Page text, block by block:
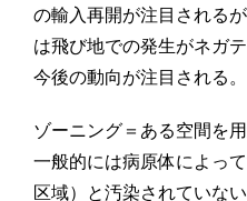
の輸入再開が注目される
は飛び地での発生がネガ
今後の動向が注目される。
ゾーニング＝ある空間を
一般的には病原体によっ
区域）と汚染されていな